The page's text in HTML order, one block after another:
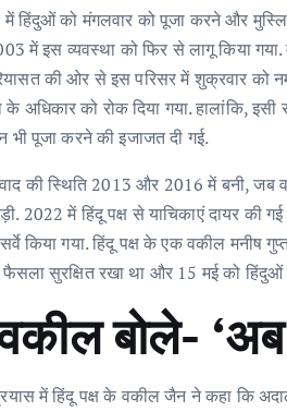
हिंदुओं को मंगलवार को पूजा करने और
में इस व्यवस्था को फिर से लागू किया
की ओर से इस परिसर में शुक्रवार को
के अधिकार को रोक दिया गया. हालांकि,
भी पूजा करने की इजाजत दी गई.
की स्थिति 2013 और 2016 में बनी,
2022 में हिंदू पक्ष से याचिकाएं दायर की
किया गया. हिंदू पक्ष के एक वकील मनीष
सुरक्षित रखा था और 15 मई को
बोले-
में हिंदू पक्ष के वकील जैन ने कहा कि